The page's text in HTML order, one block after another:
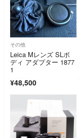
その他
Leica Mレンズ SLボ
ディ アダプター 1877
1
¥48,500